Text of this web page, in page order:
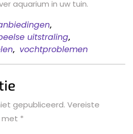
aquarium in uw tuin.
,
uitstraling,
, vochtproblemen
gepubliceerd. Vereiste
met *